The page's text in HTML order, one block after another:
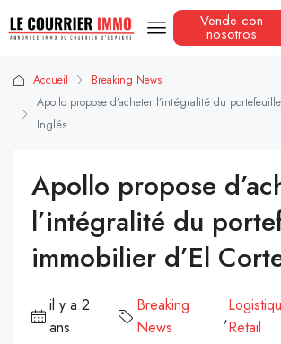
Vende con
nosotros
Accueil
Breaking News
Apollo propose d’acheter l’intégralité du
Inglés
Apollo propose
l’intégralité du
immobilier d’El
il y a 2
ans
Breaking
News
,
Retail